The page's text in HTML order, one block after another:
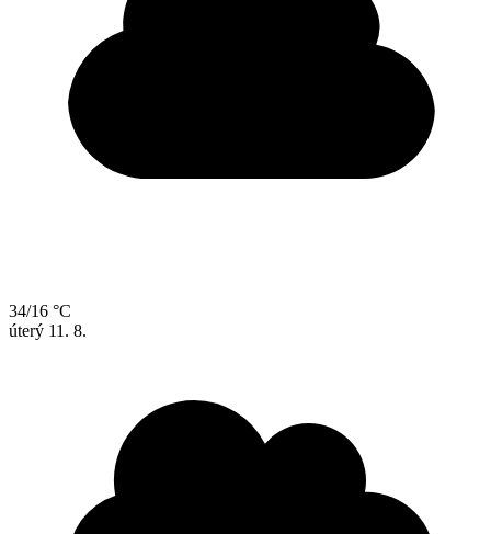
34/16 °C
úterý 11. 8.